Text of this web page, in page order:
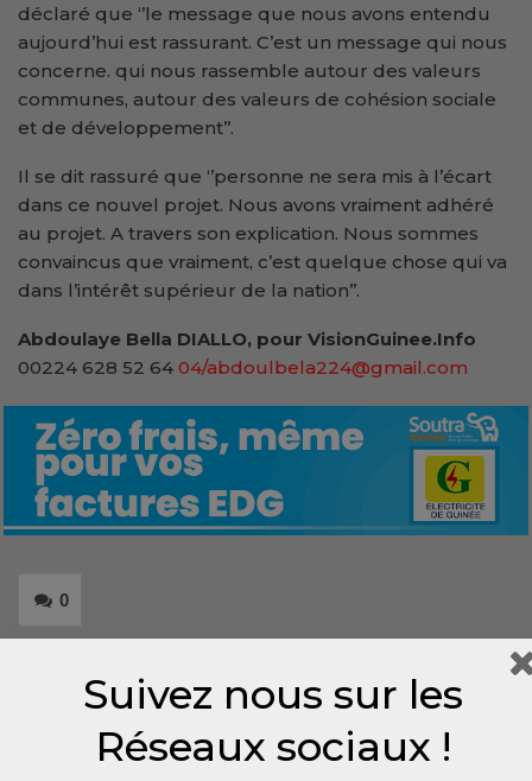
déclaré que ‘’le message que nous avons entendu
aujourd’hui est rassurant. C’est un message qui nous
concerne. qui nous rassemble autour des valeurs
communes, autour des valeurs de cohésion sociale
et de développement’’.
Il se dit rassuré que ‘’personne ne sera mis à l’écart
dans ce nouvel projet. Nous avons vraiment adhéré
au projet. A travers son explication. Nous sommes
convaincus que vraiment, c’est quelque chose qui va
dans l’intérêt supérieur de la nation’’.
Abdoulaye Bella DIALLO, pour VisionGuinee.Info
00224 628 52 64 04/abdoulbela224@gmail.com
0
Suivez nous sur les
Réseaux sociaux !